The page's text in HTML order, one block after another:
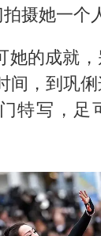
摄她一个
她的成就
间，到巩
特写，足